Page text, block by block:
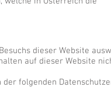
dieser Website
auf dieser Website
folgenden